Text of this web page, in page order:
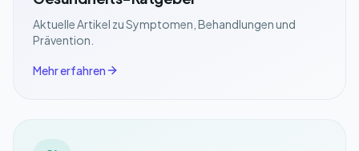
Aktuelle Artikel zu Symptomen, Behandlungen und
Prävention.
Mehr erfahren